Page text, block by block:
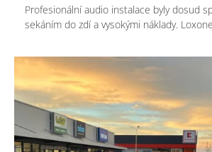
Profesionální audio instalace byly dosud
sekáním do zdí a vysokými náklady.